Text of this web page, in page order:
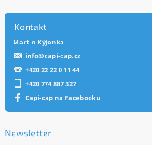
Kontakt
Martin Kýjonka
info@capi-cap.cz
+420 22 22 0 11 44
+420 774 887 327
Capi-cap na Facebooku
Newsletter